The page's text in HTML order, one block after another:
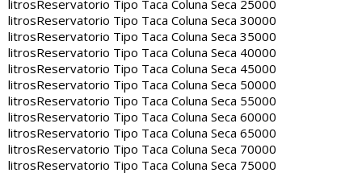
litrosReservatorio Tipo Taca Coluna Seca 25000
litrosReservatorio Tipo Taca Coluna Seca 30000
litrosReservatorio Tipo Taca Coluna Seca 35000
litrosReservatorio Tipo Taca Coluna Seca 40000
litrosReservatorio Tipo Taca Coluna Seca 45000
litrosReservatorio Tipo Taca Coluna Seca 50000
litrosReservatorio Tipo Taca Coluna Seca 55000
litrosReservatorio Tipo Taca Coluna Seca 60000
litrosReservatorio Tipo Taca Coluna Seca 65000
litrosReservatorio Tipo Taca Coluna Seca 70000
litrosReservatorio Tipo Taca Coluna Seca 75000